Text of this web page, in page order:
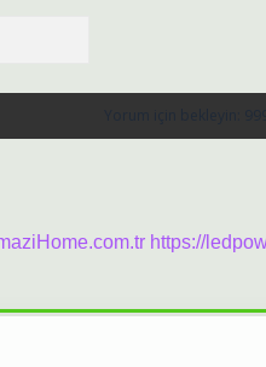
https://